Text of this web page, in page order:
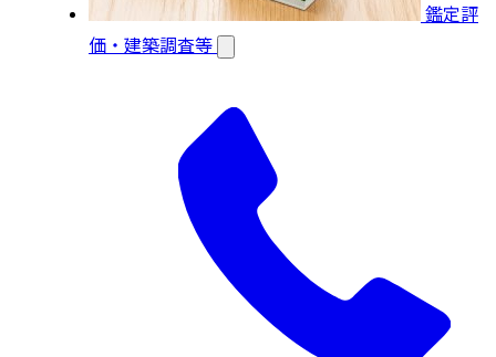
鑑定評
価・建築調査等